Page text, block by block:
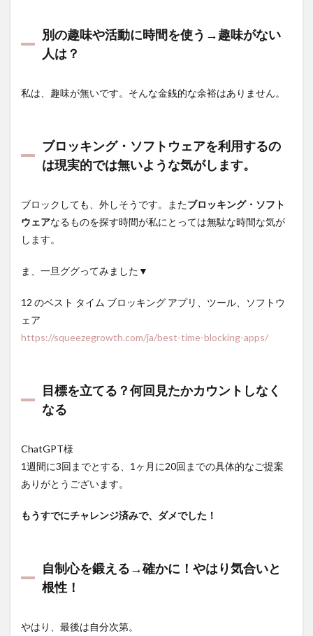
と根
性！
年7
記録
別の趣味や活動に時間を使う→趣味がない
人は？
私は、趣味が無いです。そんな金銭的な余裕はありません。
ブロッキング・ソフトウェアを利用するの
は現実的では無いような気がします。
ブロックしても、外しそうです。またブロッキング・ソフト
ウェアなるものを探す時間が私にとっては無駄な時間な気が
します。
ま、一旦ググってみました▼
12 のベスト タイム ブロッキング アプリ、ツール、ソフトウ
ェア
https://squeezegrowth.com/ja/best-time-blocking-apps/
目標を立てる？何回見たかカウントしなく
なる
ChatGPT様
1週間に3回までとする、1ヶ月に20回までの具体的なご提案
ありがとうございます。
もうすでにチャレンジ済みで、ダメでした！
自制心を鍛える→確かに！やはり気合いと
根性！
やはり、最後は自分次第。